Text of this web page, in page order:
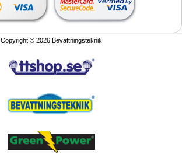
Copyright © 2026 Bevattningsteknik